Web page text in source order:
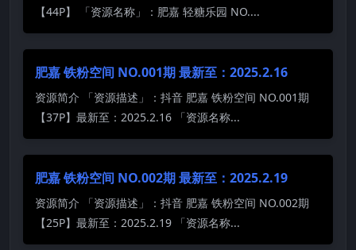
【44P】 「资源名称」：肥嘉 轻糖乐园 NO....
肥嘉 铁粉空间 NO.001期 最新至：2025.2.16
资源简介 「资源描述」：抖音 肥嘉 铁粉空间 NO.001期
【37P】最新至：2025.2.16 「资源名称...
肥嘉 铁粉空间 NO.002期 最新至：2025.2.19
资源简介 「资源描述」：抖音 肥嘉 铁粉空间 NO.002期
【25P】最新至：2025.2.19 「资源名称...